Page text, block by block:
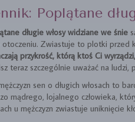
Poplątane
długie włosy widziane we śnie
Zwiastuje to plotki przed
przykrość, którą ktoś Ci wyrządzi,
teraz szczególnie uważać na
sen o długich włosach to
mądrego, lojalnego człowieka,
u mężczyzn zwiastuje uniknięcie